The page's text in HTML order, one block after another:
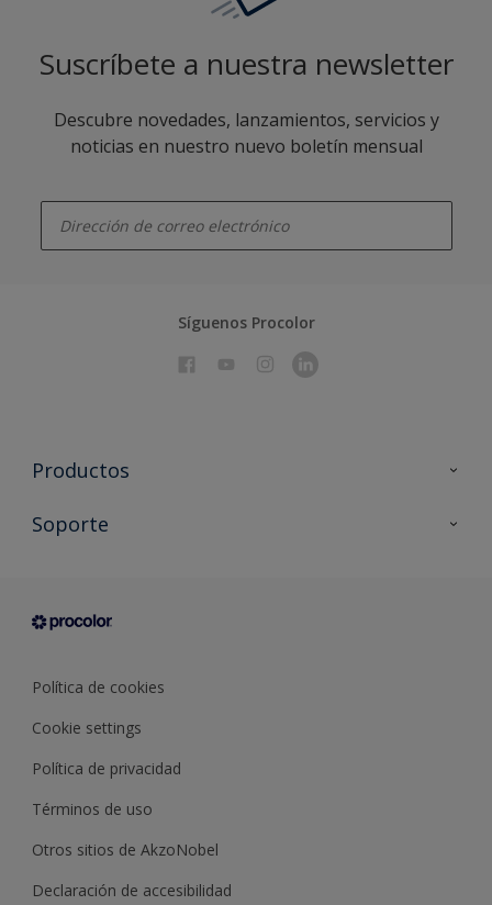
Suscríbete a nuestra newsletter
Descubre novedades, lanzamientos, servicios y
noticias en nuestro nuevo boletín mensual
Síguenos Procolor
Productos
Todos los productos
Condiciones generales de venta
Soporte
Sobre Procolor
Política de cookies
Cookie settings
Política de privacidad
Términos de uso
Otros sitios de AkzoNobel
Declaración de accesibilidad